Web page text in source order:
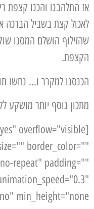
אז התלהבנו והכנו קצפת
לאכול קצת בשביל הברכה
שהזילוף הושלם המסנו
הקצפת.
הכנסנו למקרר ו… נחשו
מתכון נוסף יותר מושקע
border_color=""
repeat" padding=""
min_height="none"]